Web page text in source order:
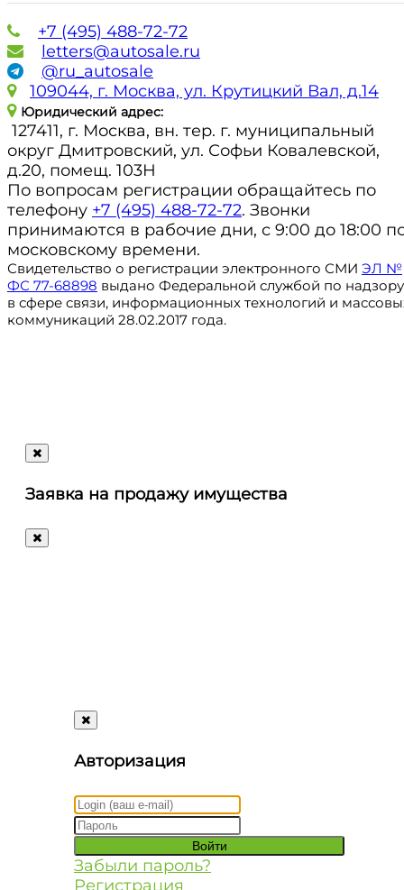
+7 (495) 488-72-72
letters@autosale.ru
@ru_autosale
109044, г. Москва, ул. Крутицкий Вал, д.14
Юридический адрес:
127411, г. Москва, вн. тер. г. муниципальный
округ Дмитровский, ул. Софьи Ковалевской,
д.20, помещ. 103Н
По вопросам регистрации обращайтесь по
телефону +7 (495) 488-72-72. Звонки
принимаются в рабочие дни, с 9:00 до 18:00
московскому времени.
Свидетельство о регистрации электронного СМИ ЭЛ №
ФС 77-68898 выдано Федеральной службой по надзору
в сфере связи, информационных технологий и
коммуникаций 28.02.2017 года.
letters@autosale.ru
Ответим
Заявка на продажу имущества
Авторизация
Забыли пароль?
Регистрация